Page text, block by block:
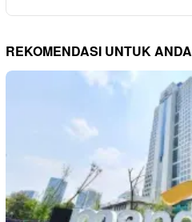
REKOMENDASI UNTUK ANDA